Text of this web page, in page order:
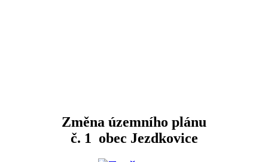
Změna územního plánu
č. 1 obec Jezdkovice